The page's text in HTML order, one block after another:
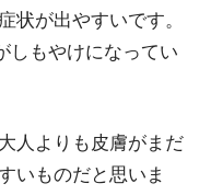
状が出やすいです。
しもやけになってい
人よりも皮膚がまだ
いものだと思いま